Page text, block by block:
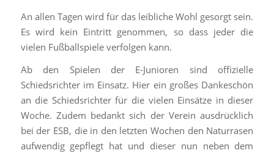
An allen Tagen wird für das leibliche Wohl gesorgt sein.
Es wird kein Eintritt genommen, so dass jeder die
vielen Fußballspiele verfolgen kann.
Ab den Spielen der E-Junioren sind offizielle
Schiedsrichter im Einsatz. Hier ein großes Dankeschön
an die Schiedsrichter für die vielen Einsätze in dieser
Woche. Zudem bedankt sich der Verein ausdrücklich
bei der ESB, die in den letzten Wochen den Naturrasen
aufwendig gepflegt hat und dieser nun neben dem